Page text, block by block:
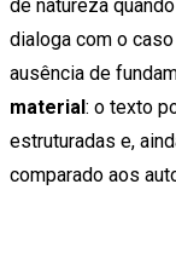
de natureza
dialoga com o
ausência de
material : o texto
estruturadas e,
comparado aos